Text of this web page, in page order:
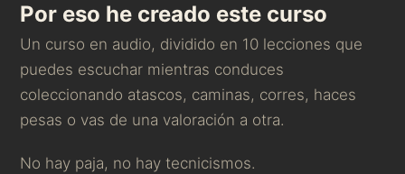
Por eso he creado este curso
Un curso en audio, dividido en 10 lecciones que
puedes escuchar mientras conduces
coleccionando atascos, caminas, corres, haces
pesas o vas de una valoración a otra.
No hay paja, no hay tecnicismos.